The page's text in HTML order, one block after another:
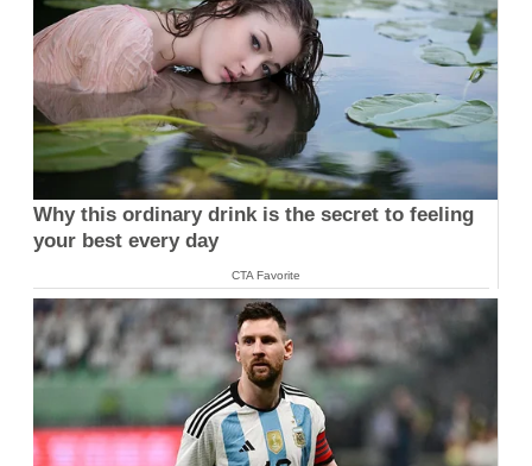
Why this ordinary drink is the secret to feeling
your best every day
CTA Favorite